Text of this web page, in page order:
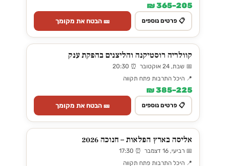
205–365 ₪
📋 פרטים נוספים 🎫 הבטח את מקומך
קוולריה רוסטיקנה והליצנים בהפקת ענק
📅 שבת, 24 אוקטובר ⏰ 20:30
📍 היכל התרבות פתח תקווה
225–385 ₪
📋 פרטים נוספים 🎫 הבטח את מקומך
אליסה בארץ הפלאות – חנוכה 2026
📅 רביעי, 16 דצמבר ⏰ 17:30
📍 היכל התרבות פתח תקווה